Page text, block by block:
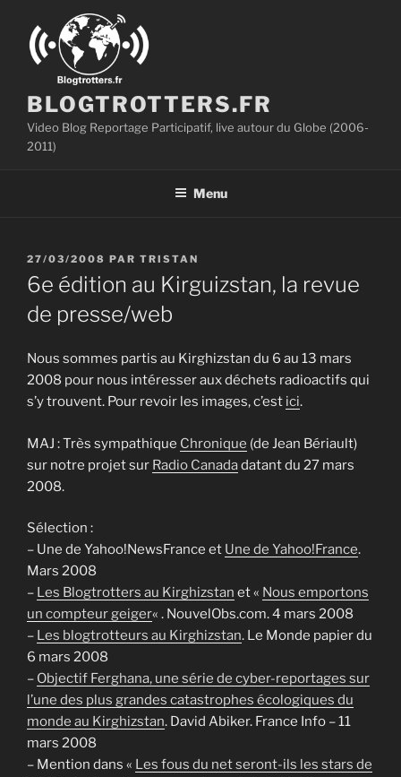
contenu
BLOGTROTTERS.FR
Video Blog Reportage Participatif, live autour du Globe (2006-
2011)
Menu
PUBLIÉ
LE
27/03/2008 PAR TRISTAN
6e édition au Kirguizstan, la revue
de presse/web
Nous sommes partis au Kirghizstan du 6 au 13 mars
2008 pour nous intéresser aux déchets radioactifs qui
s’y trouvent. Pour revoir les images, c’est ici.
MAJ : Très sympathique Chronique (de Jean Bériault)
sur notre projet sur Radio Canadadatant du 27 mars
2008.
Sélection :
– Une de Yahoo!NewsFrance et Une de Yahoo!France.
Mars 2008
– Les Blogtrotters au Kirghizstan et « Nous emportons
un compteur geiger« . NouvelObs.com. 4 mars 2008
– Les blogtrotteurs au Kirghizstan. Le Monde papier du
6 mars 2008
– Objectif Ferghana, une série de cyber-reportages sur
l’une des plus grandes catastrophes écologiques du
monde au Kirghizstan. David Abiker. France Info – 11
mars 2008
– Mention dans « Les fous du net seront-ils les stars de